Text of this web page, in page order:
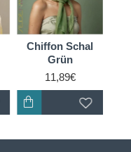
Chiffon Schal
Grün
11,89€